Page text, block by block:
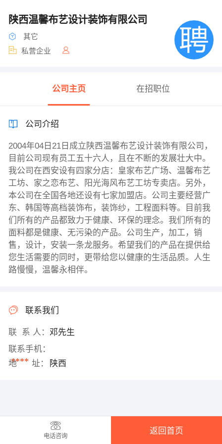
陕西温馨布艺设计装饰有限公司
其它
私营企业
公司主页 在招职位
公司介绍
2004年04日21日成立陕西温馨布艺设计装饰有限公司，
目前公司现有员工五十六人，且在不断的发展壮大中。
我公司在西安设有四家分店：皇家布艺广场、温馨布艺
工坊、家之恋布艺、阳光海风布艺工坊专卖店。另外，
本公司在全国各地还设有七家加盟店。公司主要经营广
东、韩国等高档装饰布，装饰纱，工程面料等。目前我
们所有的产品都致力于健康、环保的理念。我们所有的
面料都是健康、无污染的产品。公司生产，加工，销
售，设计，安装一条龙服务。希望我们的产品在提供给
您生活需要的同时，更带给您以健康的生活品质。人生
路慢慢，温馨永相伴。
联系我们
联 系 人： 邓先生
联系手机：
****
地 址： 陕西
电话咨询
返回首页